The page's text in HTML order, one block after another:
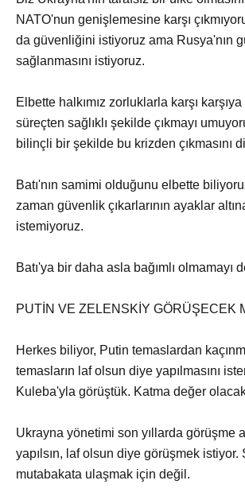
NATO'nun genişlemesine karşı
da güvenliğini istiyoruz ama Rusya'nın
sağlanmasını istiyoruz.
Elbette halkımız zorluklarla karşı
süreçten sağlıklı şekilde çıkmayı
bilinçli bir şekilde bu krizden çıkmasını
Batı'nın samimi olduğunu elbette
zaman güvenlik çıkarlarının ayaklar
istemiyoruz.
Batı'ya bir daha asla bağımlı olmamayı
PUTİN VE ZELENSKİY GÖRÜŞECEK
Herkes biliyor, Putin temaslardan
temasların laf olsun diye yapılmasını
Kuleba'yla görüştük. Katma değer
Ukrayna yönetimi son yıllarda görüşme
yapılsın, laf olsun diye görüşmek istiyor.
mutabakata ulaşmak için değil.